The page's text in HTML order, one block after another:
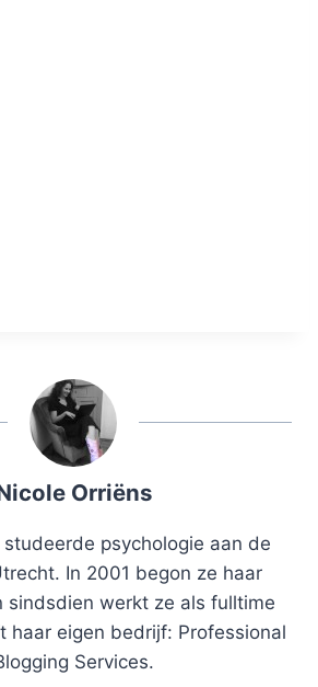
Orriëns
studeerde psychologie aan de
In 2001 begon ze haar
sindsdien werkt ze als fulltime
haar eigen bedrijf: Professional
Services.